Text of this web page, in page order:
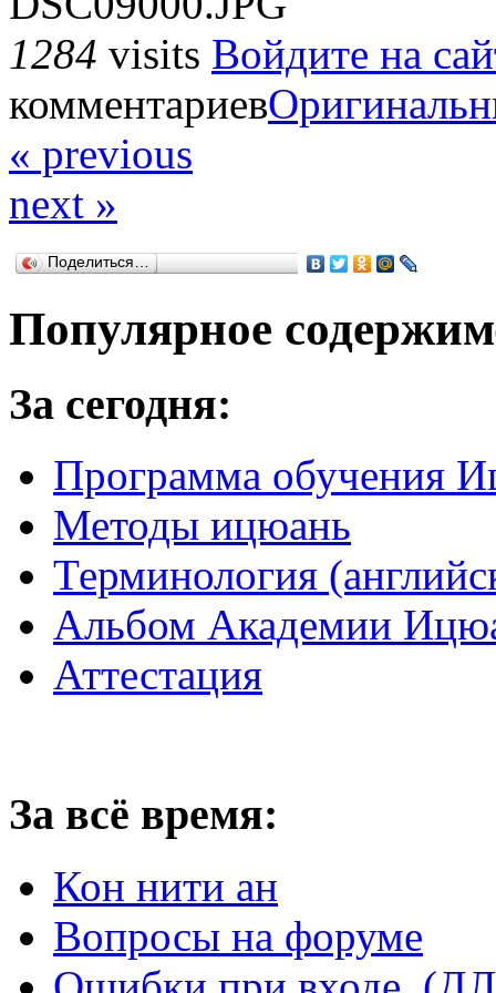
1284 visits Войдите на
комментариев
« previous
next »
Поделиться…
Популярное
За сегодня:
Программа обучения
Методы ицюань
Терминология
Альбом Академии
Аттестация
За всё время:
Кон нити ан
Вопросы на форуме